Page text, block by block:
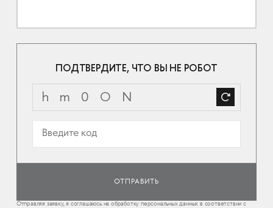
ПОДТВЕРДИТЕ, ЧТО ВЫ НЕ РОБОТ
Отправляя заявку, я соглашаюсь на обработку персональных данных в соответствии с